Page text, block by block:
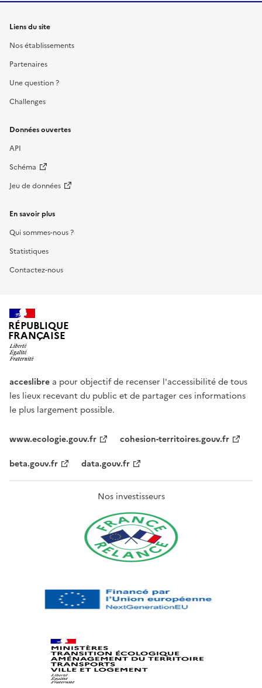
Liens du site
Nos établissements
Partenaires
Une question ?
Challenges
Données ouvertes
API
Schéma
Jeu de données
En savoir plus
Qui sommes-nous ?
Statistiques
Contactez-nous
RÉPUBLIQUE
FRANÇAISE
acceslibre a pour objectif de recenser l'accessibilité de tous
les lieux recevant du public et de partager ces informations
le plus largement possible.
www.ecologie.gouv.fr
cohesion-territoires.gouv.fr
beta.gouv.fr
data.gouv.fr
Nos investisseurs